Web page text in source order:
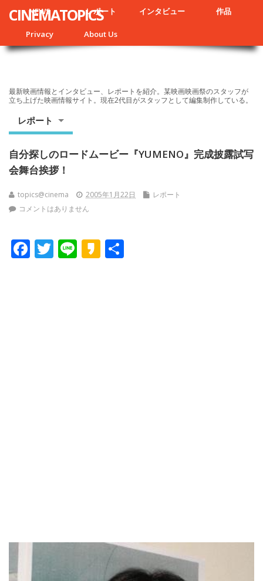
NEWS レポート インタビュー 作品
Privacy About Us
CINEMATOPICS
最新映画情報とインタビュー、レポートを紹介。某映画映画祭のスタッフが
立ち上げた映画情報サイト。現在2代目がスタッフとして編集制作している。
レポート
自分探しのロードムービー『YUMENO』完成披露試写
会舞台挨拶！
topics@cinema 2005年1月22日
レポート
コメントはありません
F T Li K